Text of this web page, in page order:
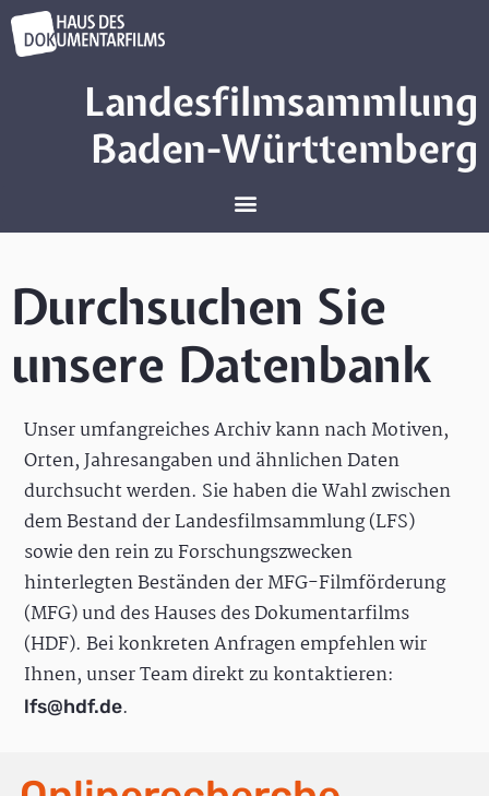
Landesfilmsammlung
Baden-Württemberg
Durchsuchen Sie
unsere Datenbank
Unser umfangreiches Archiv kann nach Motiven,
Orten, Jahresangaben und ähnlichen Daten
durchsucht werden. Sie haben die Wahl zwischen
dem Bestand der Landesfilmsammlung (LFS)
sowie den rein zu Forschungszwecken
hinterlegten Beständen der MFG-Filmförderung
(MFG) und des Hauses des Dokumentarfilms
(HDF). Bei konkreten Anfragen empfehlen wir
Ihnen, unser Team direkt zu kontaktieren:
lfs@hdf.de.